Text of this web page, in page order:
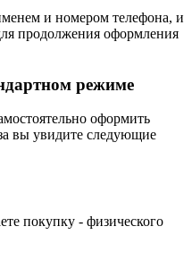
и номером телефона, и
продолжения оформления
режиме
оформить
вы увидите следующие
покупку - физического